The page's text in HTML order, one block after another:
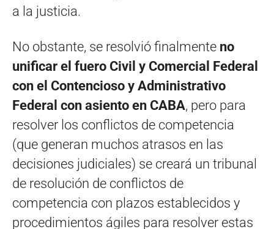
a la justicia.
No obstante, se resolvió finalmente no
unificar el fuero Civil y Comercial Federal
con el Contencioso y Administrativo
Federal con asiento en CABA, pero para
resolver los conflictos de competencia
(que generan muchos atrasos en las
decisiones judiciales) se creará un tribunal
de resolución de conflictos de
competencia con plazos establecidos y
procedimientos ágiles para resolver estas